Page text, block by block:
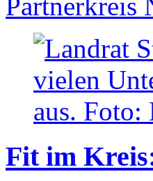
Fit im